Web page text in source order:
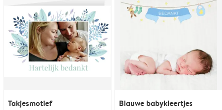
Takjesmotief Blauwe babykleertjes